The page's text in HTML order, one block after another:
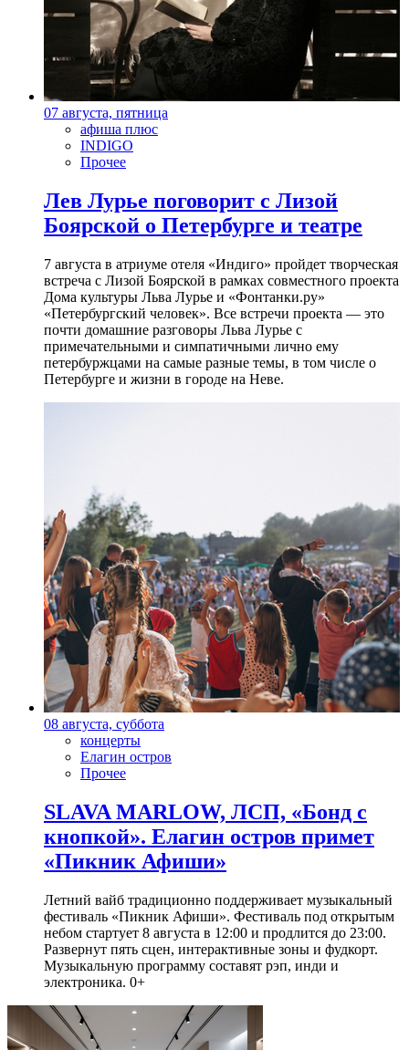
07 августа, пятница
афиша плюс
INDIGO
Прочее
Лев Лурье поговорит с Лизой
Боярской о Петербурге и театре
7 августа в атриуме отеля «Индиго» пройдет творческая
встреча с Лизой Боярской в рамках совместного проекта
Дома культуры Льва Лурье и «Фонтанки.ру»
«Петербургский человек». Все встречи проекта — это
почти домашние разговоры Льва Лурье с
примечательными и симпатичными лично ему
петербуржцами на самые разные темы, в том числе о
Петербурге и жизни в городе на Неве.
08 августа, суббота
концерты
Елагин остров
Прочее
SLAVA MARLOW, ЛСП, «Бонд с
кнопкой». Елагин остров примет
«Пикник Афиши»
Летний вайб традиционно поддерживает музыкальный
фестиваль «Пикник Афиши». Фестиваль под открытым
небом стартует 8 августа в 12:00 и продлится до 23:00.
Развернут пять сцен, интерактивные зоны и фудкорт.
Музыкальную программу составят рэп, инди и
электроника. 0+